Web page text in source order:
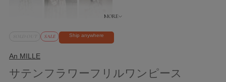
SALE Ship anywhere
An MILLE
サテンフラワーフリルワンピース